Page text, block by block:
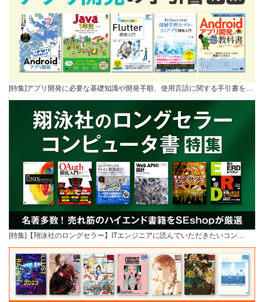
[特集]アプリ開発に必要な基礎知識や開発手順、使用言語に関する手引書を…
[特集]【翔泳社のロングセラー】ITエンジニアに読んでいただきたいコン…